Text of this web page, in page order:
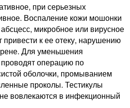
при серьезных
Воспаление кожи мошонки
микробное или вирусное
к ее отеку, нарушению
Для уменьшения
операцию по
оболочки, промыванием
проколы. Тестикулы
вовлекаются в инфекционный